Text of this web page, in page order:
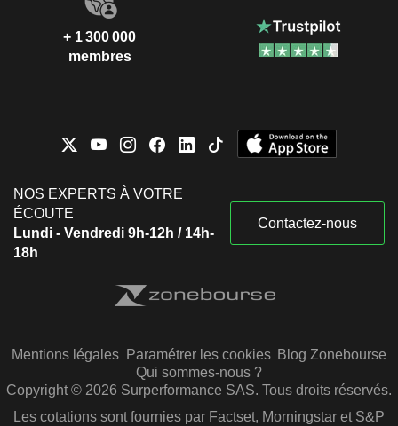
+ 1 300 000
membres
NOS EXPERTS À VOTRE
ÉCOUTE
Lundi - Vendredi 9h-12h / 14h-
18h
Contactez-nous
Mentions légales Paramétrer les cookies Blog Zonebourse
Qui sommes-nous ?
Copyright © 2026 Surperformance SAS. Tous droits réservés.
Les cotations sont fournies par Factset, Morningstar et S&P